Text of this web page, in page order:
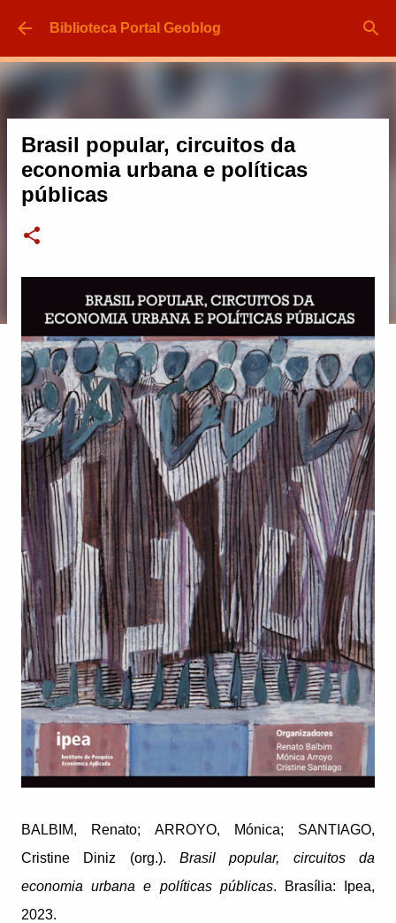
Pular para o conteúdo principal
Biblioteca Portal Geoblog
Brasil popular, circuitos da
economia urbana e políticas
públicas
BALBIM, Renato; ARROYO, Mónica; SANTIAGO,
Cristine Diniz (org.). Brasil popular, circuitos da
economia urbana e políticas públicas. Brasília: Ipea,
2023.